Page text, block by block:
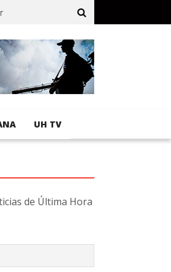
en obras de terracería
UH TV
de Última Hora